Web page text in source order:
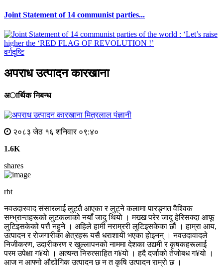
Joint Statement of 14 communist parties...
वर्गदृष्टि
अपराध उत्पादन कारखाना
अार्थिक निबन्ध
मित्रलाल पंज्ञानी
२०८३ जेठ १६ शनिवार ०९:४०
1.6K
shares
rbt
नवउदारवाद संसारलाई लुट्तै आएका र लुट्ने कलामा पारङ्गत वैश्विक
सम्भ्रान्तहरूको लुटकलाको नयाँ जादु थियो । मख्ख परेर जादु हेरिसक्दा आफू
लुटिइसकेको पत्तै नहुने । अहिले हामी नराम्ररी लुटिइसकेका छौं । हाम्रा आय,
उत्पादन र रोजगारीका क्षेत्रहरू यसै धराशायी भएका होइनन् । नवउदावादले
निजीकरण, उदारीकरण र खुल्लापनको नाममा देशका उद्यमी र कृषकहरूलाई
परम उपेक्षा ग¥यो । अत्यन्त निरुत्साहित ग¥यो । हदै दर्जाको तेजोबध ग¥यो ।
आज न आफ्नो औद्योगिक उत्पादन छ न त कृषि उत्पादन राम्रो छ ।